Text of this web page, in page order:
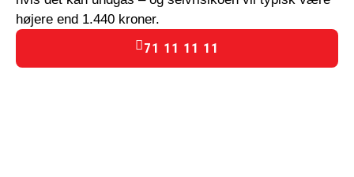
højere end 1.440 kroner.
71 11 11 11